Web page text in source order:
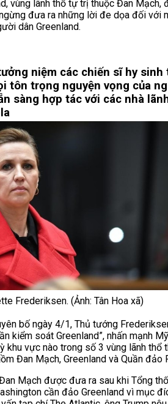
vùng lãnh thổ tự trị thuộc Đan Mạch,
đưa ra những lời đe dọa đối với
dân Greenland.
niệm các chiến sĩ hy sinh
tôn trọng nguyện vọng của
sàng hợp tác với các nhà
Frederiksen. (Ảnh: Tân Hoa xã)
bố ngày 4/1, Thủ tướng
kiểm soát Greenland”, nhấn mạnh
khu vực nào trong số 3 vùng lãnh thổ
Đan Mạch, Greenland và Quần đảo
Mạch được đưa ra sau khi Tổng
cần đảo Greenland vì mục